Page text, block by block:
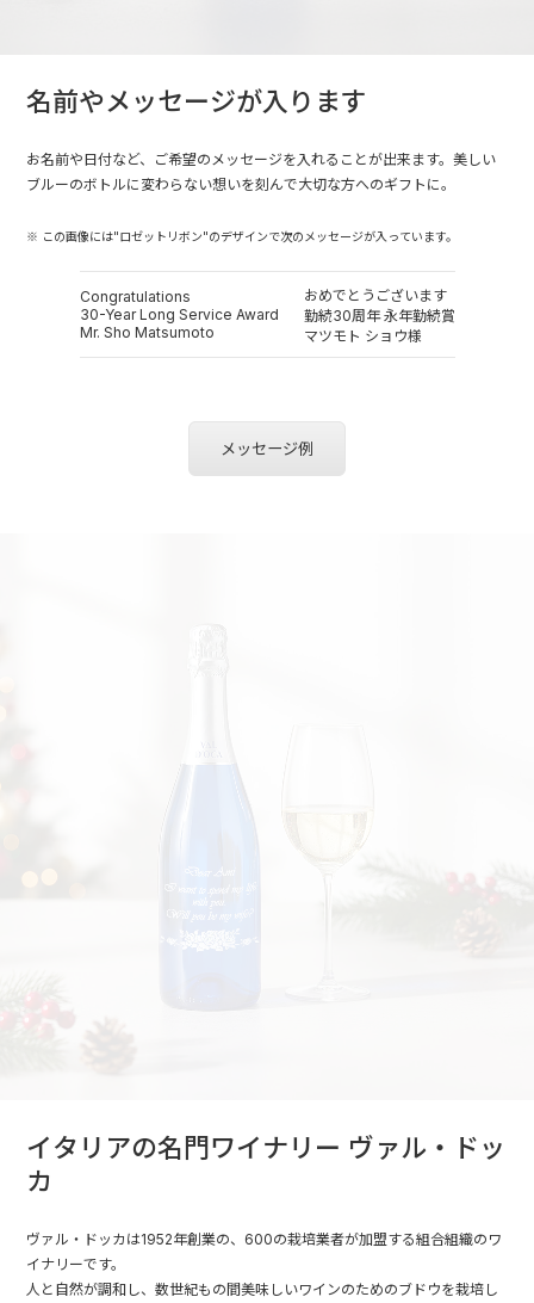
名前やメッセージが入ります
お名前や日付など、ご希望のメッセージを入れることが出来ます。美しい
ブルーのボトルに変わらない想いを刻んで大切な方へのギフトに。
※ この画像には"ロゼットリボン"のデザインで次のメッセージが入っています。
Congratulations
30-Year Long Service Award
Mr. Sho Matsumoto
おめでとうございます
勤続30周年 永年勤続賞
マツモト ショウ様
メッセージ例
イタリアの名門ワイナリー ヴァル・ドッ
カ
ヴァル・ドッカは1952年創業の、600の栽培業者が加盟する組合組織のワ
イナリーです。
人と自然が調和し、数世紀もの間美味しいワインのためのブドウを栽培し